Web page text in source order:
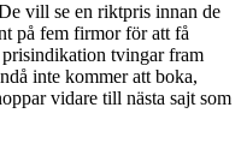
vill se en riktpris innan de
på fem firmor för att få
tvingar fram
inte kommer att boka,
vidare till nästa sajt som